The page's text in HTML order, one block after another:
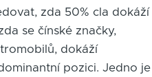
zda 50% cla dokáží
se čínské značky,
dokáží
pozici. Jedno je